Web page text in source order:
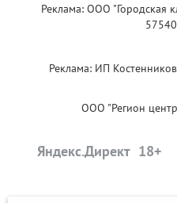
Реклама: ООО "Городская
Реклама: ИП
ООО "Регион
Яндекс.Директ